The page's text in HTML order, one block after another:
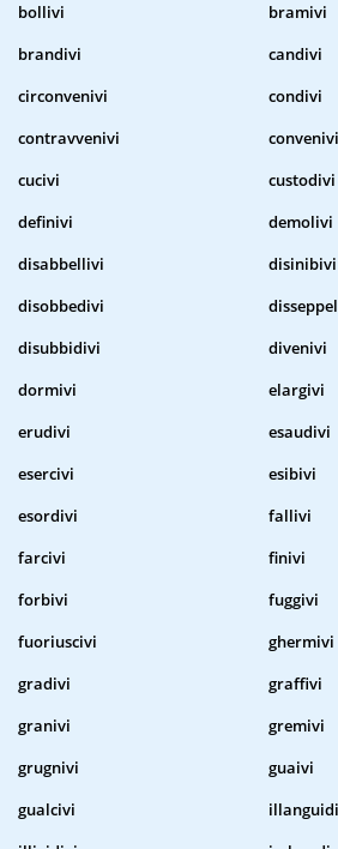
bollivi
bramivi
brandivi
candivi
circonvenivi
condivi
contravvenivi
convenivi
cucivi
custodivi
definivi
demolivi
disabbellivi
disinibivi
disobbedivi
disubbidivi
divenivi
dormivi
elargivi
erudivi
esaudivi
esercivi
esibivi
esordivi
fallivi
farcivi
finivi
forbivi
fuggivi
fuoriuscivi
ghermivi
gradivi
graffivi
granivi
gremivi
grugnivi
guaivi
gualcivi